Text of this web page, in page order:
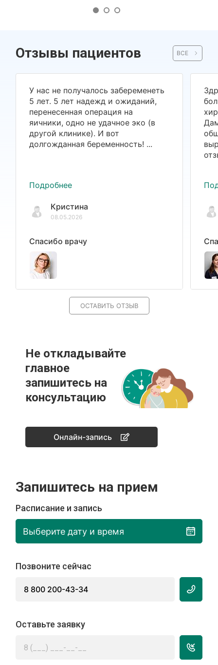
Отзывы пациентов ВСЕ
У нас не получалось забеременеть
5 лет. 5 лет надежд и ожиданий,
перенесенная операция на
яичники, одно не удачное эко (в
другой клинике). И вот
долгожданная беременность! ...
Подробнее
Кристина
08.05.2026
Спасибо врачу
ОСТАВИТЬ ОТЗЫВ
Не откладывайте
главное
запишитесь на
консультацию
Онлайн-запись
Запишитесь на прием
Расписание и запись
Выберите дату и время
Позвоните сейчас
8 800 200-43-34
Оставьте заявку